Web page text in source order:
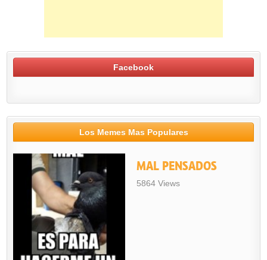
Facebook
Los Memes Mas Populares
MAL PENSADOS
5864 Views